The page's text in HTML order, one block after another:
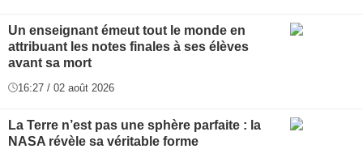
Un enseignant émeut tout le monde en
attribuant les notes finales à ses élèves
avant sa mort
16:27 / 02 août 2026
La Terre n’est pas une sphère parfaite : la
NASA révèle sa véritable forme